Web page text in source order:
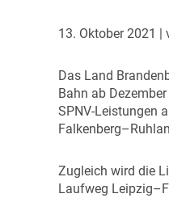
13. Oktober 2021
Das Land
Bahn ab
SPNV-Leistungen
Zugleich wird die
Laufweg